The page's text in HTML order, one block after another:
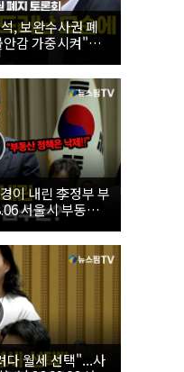
, 보완수사권 폐
감 가중시켜"｜
권 폐지 토론회
이 내린 李정부 부
서울시 부동산
다 월세 선택"...사